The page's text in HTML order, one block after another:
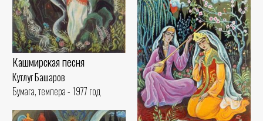
Кашмирская песня
Кутлуг Башаров
Бумага, темпера - 1977 год